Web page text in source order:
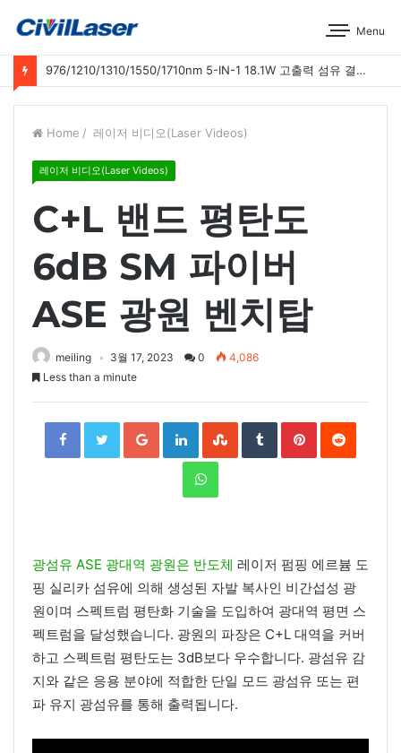
Menu
976/1210/1310/1550/1710nm 5-IN-1 18.1W 고출력 섬유 결합 레이저 운영 시연
Home / 레이저 비디오(Laser Videos)
레이저 비디오(Laser Videos)
C+L 밴드 평탄도
6dB SM 파이버
ASE 광원 벤치탑
meiling 3월 17, 2023 0
4,086
Less than a minute
FacebookTwitterGoogle+LinkedInStumbleUpon
TumblrPinterestReddit
WhatsApp
광섬유 ASE 광대역 광원은 반도체 레이저 펌핑 에르븀 도
핑 실리카 섬유에 의해 생성된 자발 복사인 비간섭성 광
원이며 스펙트럼 평탄화 기술을 도입하여 광대역 평면 스
펙트럼을 달성했습니다. 광원의 파장은 C+L 대역을 커버
하고 스펙트럼 평탄도는 3dB보다 우수합니다. 광섬유 감
지와 같은 응용 분야에 적합한 단일 모드 광섬유 또는 편
파 유지 광섬유를 통해 출력됩니다.